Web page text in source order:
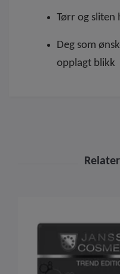
Tørr og
Deg som
opplagt blikk